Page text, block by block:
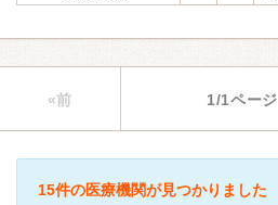
«前 1/1ページ
15件の医療機関が見つかりました